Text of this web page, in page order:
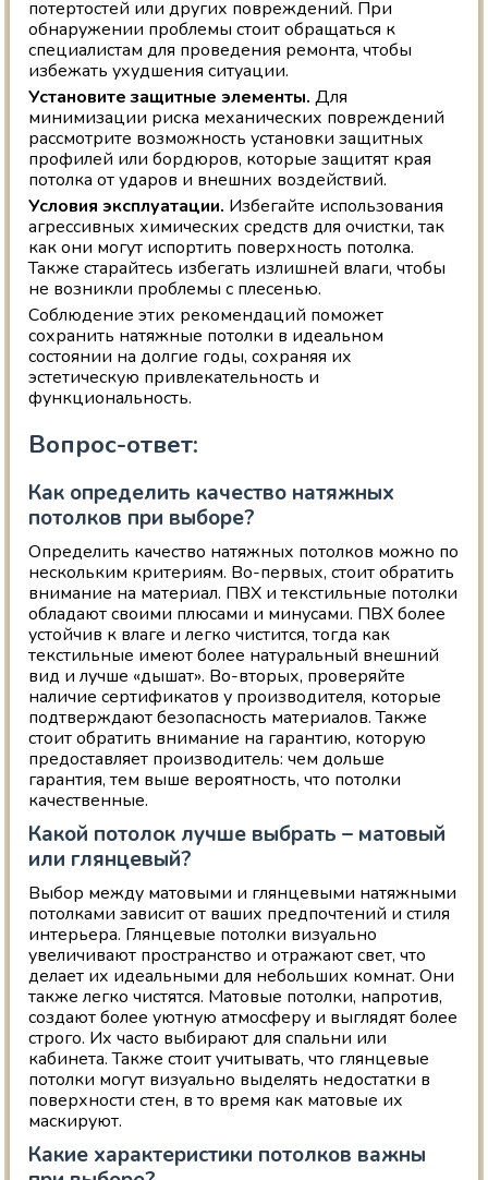
потертостей или других повреждений. При
обнаружении проблемы стоит обращаться к
специалистам для проведения ремонта, чтобы
избежать ухудшения ситуации.
Установите защитные элементы. Для
минимизации риска механических повреждений
рассмотрите возможность установки защитных
профилей или бордюров, которые защитят края
потолка от ударов и внешних воздействий.
Условия эксплуатации. Избегайте использования
агрессивных химических средств для очистки, так
как они могут испортить поверхность потолка.
Также старайтесь избегать излишней влаги, чтобы
не возникли проблемы с плесенью.
Соблюдение этих рекомендаций поможет
сохранить натяжные потолки в идеальном
состоянии на долгие годы, сохраняя их
эстетическую привлекательность и
функциональность.
Вопрос-ответ:
Как определить качество натяжных
потолков при выборе?
Определить качество натяжных потолков можно по
нескольким критериям. Во-первых, стоит обратить
внимание на материал. ПВХ и текстильные потолки
обладают своими плюсами и минусами. ПВХ более
устойчив к влаге и легко чистится, тогда как
текстильные имеют более натуральный внешний
вид и лучше «дышат». Во-вторых, проверяйте
наличие сертификатов у производителя, которые
подтверждают безопасность материалов. Также
стоит обратить внимание на гарантию, которую
предоставляет производитель: чем дольше
гарантия, тем выше вероятность, что потолки
качественные.
Какой потолок лучше выбрать – матовый
или глянцевый?
Выбор между матовыми и глянцевыми натяжными
потолками зависит от ваших предпочтений и стиля
интерьера. Глянцевые потолки визуально
увеличивают пространство и отражают свет, что
делает их идеальными для небольших комнат. Они
также легко чистятся. Матовые потолки, напротив,
создают более уютную атмосферу и выглядят более
строго. Их часто выбирают для спальни или
кабинета. Также стоит учитывать, что глянцевые
потолки могут визуально выделять недостатки в
поверхности стен, в то время как матовые их
маскируют.
Какие характеристики потолков важны